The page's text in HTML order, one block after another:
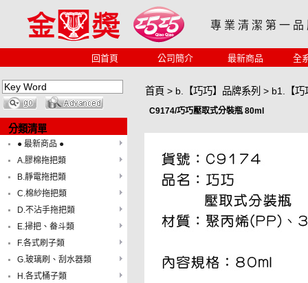
專 業 清 潔 第 一 品
回首頁 公司簡介 最新商品 全
分類清單
● 最新商品 ●
A.膠棉拖把類
B.靜電拖把類
C.棉紗拖把類
D.不沾手拖把類
E.掃把、畚斗類
F.各式刷子類
G.玻璃刷、刮水器類
H.各式桶子類
首頁 > b.【巧巧】品牌系列 > b1.【巧
C9174/巧巧壓取式分裝瓶 80ml